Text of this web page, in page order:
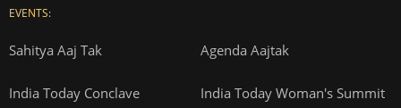
EVENTS:
Sahitya Aaj Tak Agenda Aajtak
India Today Conclave India Today Woman's Summit